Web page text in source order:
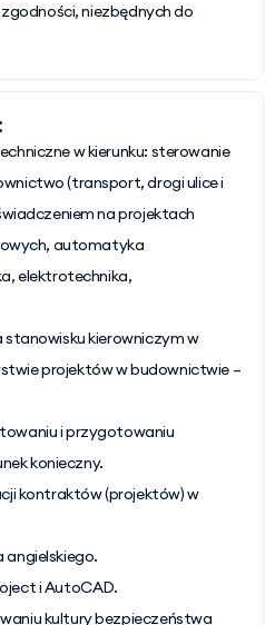
niezbędnych do
w kierunku: sterowanie
(transport, drogi ulice i
na projektach
automatyka
elektrotechnika,
kierowniczym w
projektów w budownictwie –
i przygotowaniu
konieczny.
kontraktów (projektów) w
angielskiego.
i AutoCAD.
kultury bezpieczeństwa